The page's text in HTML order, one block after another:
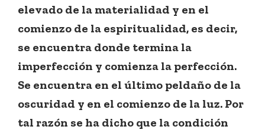
elevado de la materialidad y en el
comienzo de la espiritualidad, es decir,
se encuentra donde termina la
imperfección y comienza la perfección.
Se encuentra en el último peldaño de la
oscuridad y en el comienzo de la luz. Por
tal razón se ha dicho que la condición